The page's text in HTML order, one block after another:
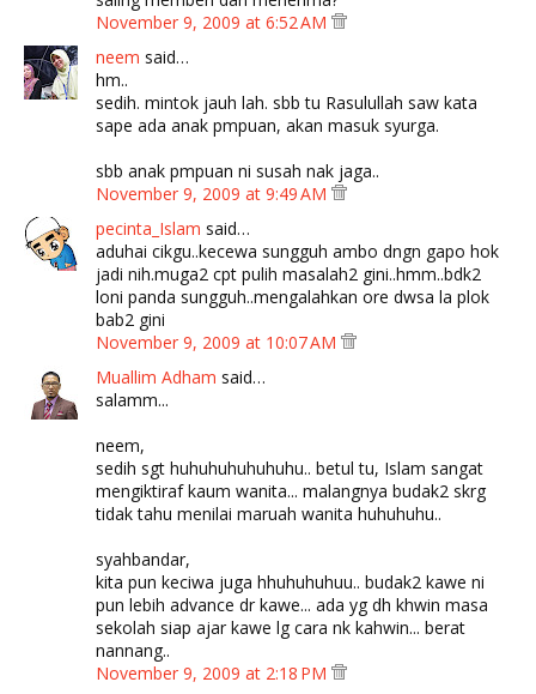
November 9, 2009 at 6:52 AM
neem said…
hm..
sedih. mintok jauh lah. sbb tu Rasulullah saw kata
sape ada anak pmpuan, akan masuk syurga.
sbb anak pmpuan ni susah nak jaga..
November 9, 2009 at 9:49 AM
pecinta_Islam said…
aduhai cikgu..kecewa sungguh ambo dngn gapo hok
jadi nih.muga2 cpt pulih masalah2 gini..hmm..bdk2
loni panda sungguh..mengalahkan ore dwsa la plok
bab2 gini
November 9, 2009 at 10:07 AM
Muallim Adham said…
salamm...
neem,
sedih sgt huhuhuhuhuhuhu.. betul tu, Islam sangat
mengiktiraf kaum wanita... malangnya budak2 skrg
tidak tahu menilai maruah wanita huhuhuhu..
syahbandar,
kita pun keciwa juga hhuhuhuhuu.. budak2 kawe ni
pun lebih advance dr kawe... ada yg dh khwin masa
sekolah siap ajar kawe lg cara nk kahwin... berat
nannang..
November 9, 2009 at 2:18 PM